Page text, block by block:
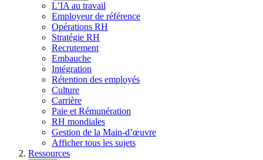
L’IA au travail
Employeur de référence
Opérations RH
Stratégie RH
Recrutement
Embauche
Intégration
Rétention des employés
Culture
Carrière
Paie et Rémunération
RH mondiales
Gestion de la Main-d’œuvre
Afficher tous les sujets
Ressources